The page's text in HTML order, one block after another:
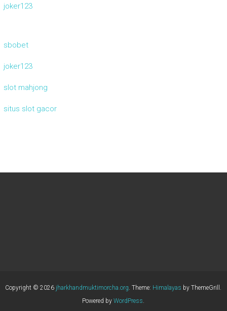
joker123
sbobet
joker123
slot mahjong
situs slot gacor
Copyright © 2026 jharkhandmuktimorcha.org. Theme: Himalayas by ThemeGrill.
Powered byWordPress.